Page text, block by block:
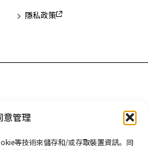
意管理
等技術來儲存和/或存取裝置資訊。同
隱私政策